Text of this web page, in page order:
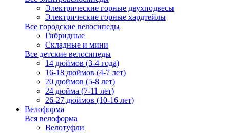
Электрические горные двухподвесы
Электрические горные хардтейлы
Все городские велосипеды
Гибридные
Складные и мини
Все детские велосипеды
14 дюймов (3-4 года)
16-18 дюймов (4-7 лет)
20 дюймов (5-8 лет)
24 дюйма (7-11 лет)
26-27 дюймов (10-16 лет)
Велоформа
Вся велоформа
Велотуфли